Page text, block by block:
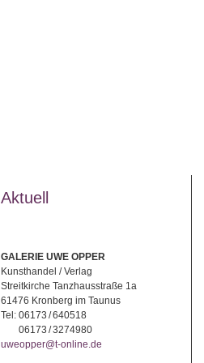
Aktuell
GALERIE UWE OPPER
Kunsthandel / Verlag
Streitkirche Tanzhausstraße 1a
61476 Kronberg im Taunus
Tel: 06173 / 640518
06173 / 3274980
uweopper@t-online.de